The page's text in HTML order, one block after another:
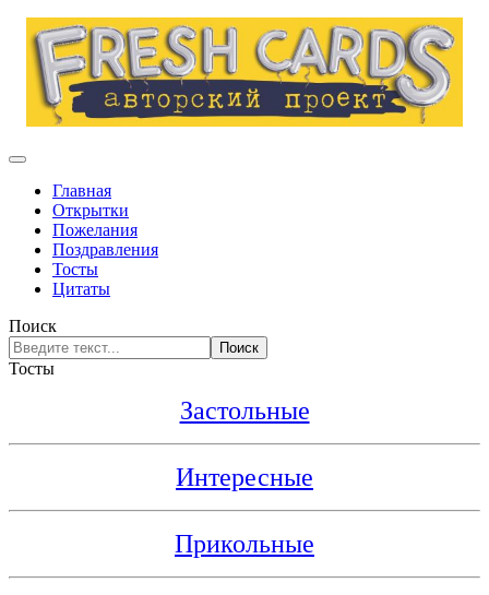
Главная
Открытки
Пожелания
Поздравления
Тосты
Цитаты
Поиск
Поиск
Тосты
Застольные
Интересные
Прикольные